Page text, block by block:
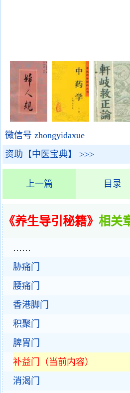
微信号 zhongyidaxue
资助【中医宝典】 >>>
上一篇 目录
《养生导引秘籍》 相关
……
胁痛门
腰痛门
香港脚门
积聚门
脾胃门
补益门（当前内容）
消渴门